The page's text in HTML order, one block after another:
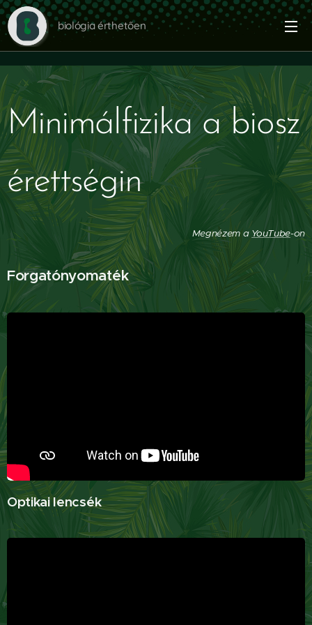
biológia érthetően
Minimálfizika a biosz
érettségin
Megnézem a YouTube-on
Forgatónyomaték
Optikai lencsék